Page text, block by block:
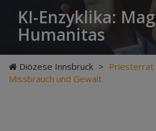
KI-Enzyklika:
Humanitas
Diözese Innsbruck > Priesterrat
Missbrauch und Gewalt